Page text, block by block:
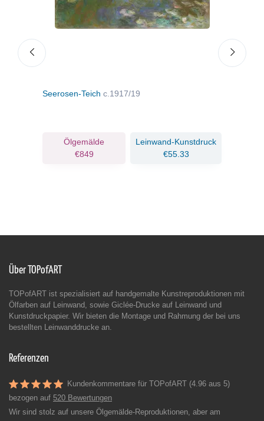
Seerosen-Teich c.1917/19
Ölgemälde
€849
Leinwand-Kunstdruck
€55.33
Über TOPofART
TOPofART ist spezialisiert auf handgemalte Kunstreproduktionen mit
Ölfarben auf Leinwand, sowie Giclée-Drucke auf Leinwand und
Kunstdruckpapier. Wir bieten die Montage und Rahmung der bei uns
bestellten Leinwanddrucke an.
Referenzen
Kundenkommentare für TOPofART (4.96 aus 5)
bezogen auf 520 Bewertungen
Wir sind stolz auf unsere Ölgemälde-Reproduktionen, aber am